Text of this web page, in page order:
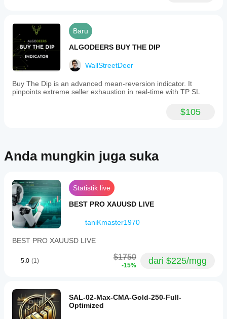
Baru
ALGODEERS BUY THE DIP
WallStreetDeer
Buy The Dip is an advanced mean-reversion indicator. It
pinpoints extreme seller exhaustion in real-time with TP SL
$105
Anda mungkin juga suka
Statistik live
BEST PRO XAUUSD LIVE
taniKmaster1970
BEST PRO XAUUSD LIVE
5.0 (1) $1750
-15% dari $225/mgg
SAL-02-Max-CMA-Gold-250-Full-
Optimized